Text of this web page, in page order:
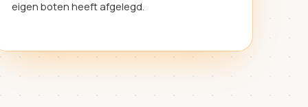
eigen boten heeft afgelegd.